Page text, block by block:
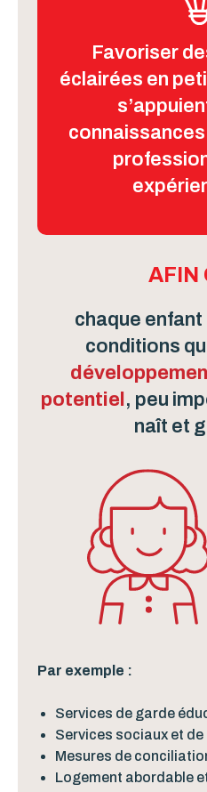
Favoriser
éclairées en
AFIN
chaque
conditions
potentiel , peu
naît et
Par exemple :
Services de garde
Services sociaux et
Mesures de
Logement abordable